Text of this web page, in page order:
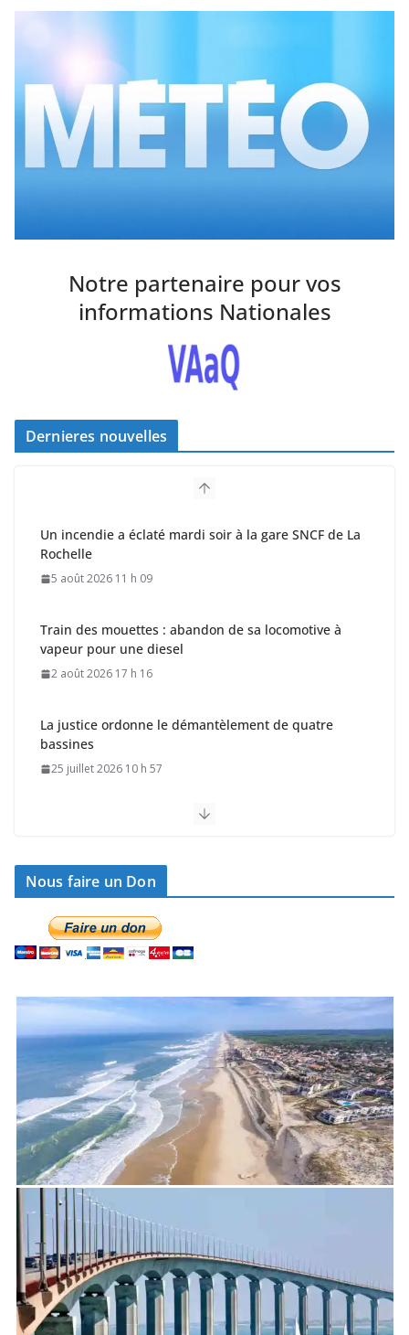
Notre partenaire pour vos
informations Nationales
Dernieres nouvelles
Un incendie a éclaté mardi soir à la gare SNCF de La
Rochelle
5 août 2026 11 h 09
Train des mouettes : abandon de sa locomotive à
vapeur pour une diesel
2 août 2026 17 h 16
La justice ordonne le démantèlement de quatre
bassines
25 juillet 2026 10 h 57
Le projet de la méga-ferme de saumons reçoit le feu
5 août 2026 11 h 28
Nous faire un Don